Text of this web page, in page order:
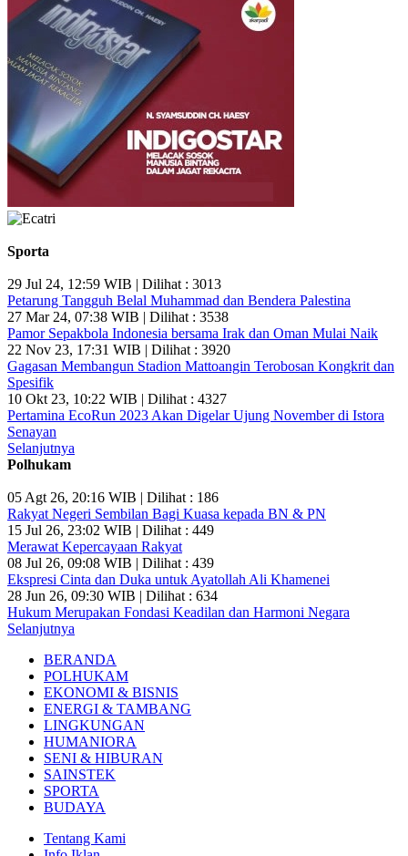
Sporta
29 Jul 24, 12:59 WIB | Dilihat : 3013
Petarung Tangguh Belal Muhammad dan Bendera Palestina
27 Mar 24, 07:38 WIB | Dilihat : 3538
Pamor Sepakbola Indonesia bersama Irak dan Oman Mulai Naik
22 Nov 23, 17:31 WIB | Dilihat : 3920
Gagasan Membangun Stadion Mattoangin Terobosan Kongkrit dan
Spesifik
10 Okt 23, 10:22 WIB | Dilihat : 4327
Pertamina EcoRun 2023 Akan Digelar Ujung November di Istora
Senayan
Selanjutnya
Polhukam
05 Agt 26, 20:16 WIB | Dilihat : 186
Rakyat Negeri Sembilan Bagi Kuasa kepada BN & PN
15 Jul 26, 23:02 WIB | Dilihat : 449
Merawat Kepercayaan Rakyat
08 Jul 26, 09:08 WIB | Dilihat : 439
Ekspresi Cinta dan Duka untuk Ayatollah Ali Khamenei
28 Jun 26, 09:30 WIB | Dilihat : 634
Hukum Merupakan Fondasi Keadilan dan Harmoni Negara
Selanjutnya
BERANDA
POLHUKAM
EKONOMI & BISNIS
ENERGI & TAMBANG
LINGKUNGAN
HUMANIORA
SENI & HIBURAN
SAINSTEK
SPORTA
BUDAYA
Tentang Kami